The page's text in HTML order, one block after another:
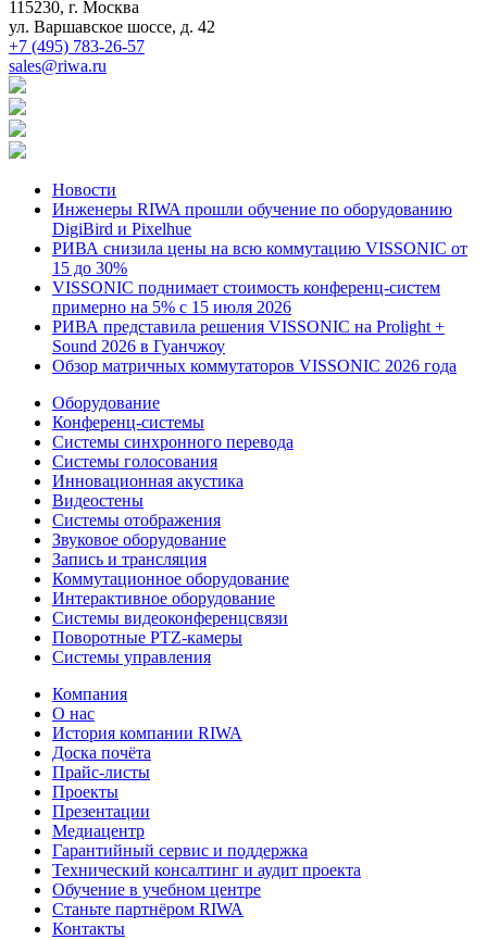
115230, г. Москва
ул. Варшавское шоссе, д. 42
+7 (495) 783-26-57
sales@riwa.ru
Новости
Инженеры RIWA прошли обучение по оборудованию
DigiBird и Pixelhue
РИВА снизила цены на всю коммутацию VISSONIC от
15 до 30%
VISSONIC поднимает стоимость конференц-систем
примерно на 5% с 15 июля 2026
РИВА представила решения VISSONIC на Prolight +
Sound 2026 в Гуанчжоу
Обзор матричных коммутаторов VISSONIC 2026 года
Оборудование
Конференц-системы
Системы синхронного перевода
Системы голосования
Инновационная акустика
Видеостены
Системы отображения
Звуковое оборудование
Запись и трансляция
Коммутационное оборудование
Интерактивное оборудование
Системы видеоконференцсвязи
Поворотные PTZ-камеры
Системы управления
Компания
О нас
История компании RIWA
Доска почёта
Прайс-листы
Проекты
Презентации
Медиацентр
Гарантийный сервис и поддержка
Технический консалтинг и аудит проекта
Обучение в учебном центре
Станьте партнёром RIWA
Контакты